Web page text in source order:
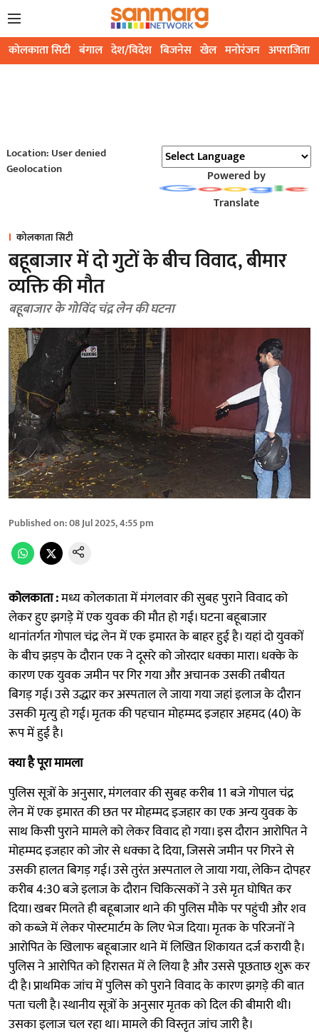
कोलकाता सिटी बंगाल देश/विदेश बिजनेस खेल मनोरंजन अपराजिता
Location: User denied
Geolocation
Powered by
Translate
कोलकाता सिटी
बहूबाजार में दो गुटों के बीच विवाद, बीमार
व्यक्ति की मौत
बहूबाजार के गोविंद चंद्र लेन की घटना
Published on:08 Jul 2025, 4:55 pm
कोलकाता :मध्य कोलकाता में मंगलवार की सुबह पुराने विवाद को
लेकर हुए झगड़े में एक युवक की मौत हो गई। घटना बहूबाजार
थानांतर्गत गोपाल चंद्र लेन में एक इमारत के बाहर हुई है। यहां दो युवकों
के बीच झड़प के दौरान एक ने दूसरे को जोरदार धक्का मारा। धक्के के
कारण एक युवक जमीन पर गिर गया और अचानक उसकी तबीयत
बिगड़ गई। उसे उद्धार कर अस्पताल ले जाया गया जहां इलाज के दौरान
उसकी मृत्यु हो गई। मृतक की पहचान मोहम्मद इजहार अहमद (40) के
रूप में हुई है।
क्या है पूरा मामला
पुलिस सूत्रों के अनुसार, मंगलवार की सुबह करीब 11 बजे गोपाल चंद्र
लेन में एक इमारत की छत पर मोहम्मद इजहार का एक अन्य युवक के
साथ किसी पुराने मामले को लेकर विवाद हो गया। इस दौरान आरोपित ने
मोहम्मद इजहार को जोर से धक्का दे दिया, जिससे जमीन पर गिरने से
उसकी हालत बिगड़ गई। उसे तुरंत अस्पताल ले जाया गया, लेकिन दोपहर
करीब 4:30 बजे इलाज के दौरान चिकित्सकों ने उसे मृत घोषित कर
दिया। खबर मिलते ही बहूबाजार थाने की पुलिस मौके पर पहुंची और शव
को कब्जे में लेकर पोस्टमार्टम के लिए भेज दिया। मृतक के परिजनों ने
आरोपित के खिलाफ बहूबाजार थाने में लिखित शिकायत दर्ज करायी है।
पुलिस ने आरोपित को हिरासत में ले लिया है और उससे पूछताछ शुरू कर
दी है। प्राथमिक जांच में पुलिस को पुराने विवाद के कारण झगड़े की बात
पता चली है। स्थानीय सूत्रों के अनुसार मृतक को दिल की बीमारी थी।
उसका इलाज चल रहा था। मामले की विस्तृत जांच जारी है।